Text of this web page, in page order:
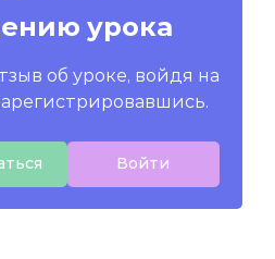
урока
об уроке, войдя на
Войти